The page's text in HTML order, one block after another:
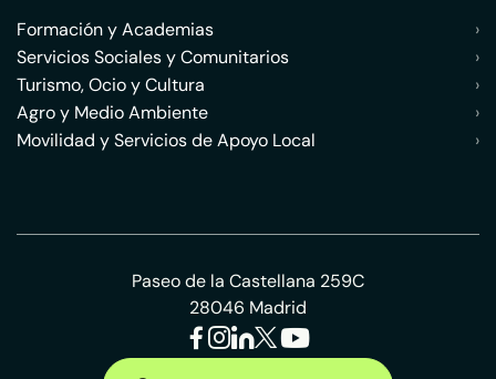
Formación y Academias
›
Servicios Sociales y Comunitarios
›
Turismo, Ocio y Cultura
›
Agro y Medio Ambiente
›
Movilidad y Servicios de Apoyo Local
›
Paseo de la Castellana 259C
28046 Madrid